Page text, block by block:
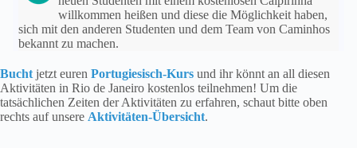
willkommen heißen und diese die Möglichkeit haben,
sich mit den anderen Studenten und dem Team von Caminhos
bekannt zu machen.
Bucht jetzt euren Portugiesisch-Kurs und ihr könnt an all diesen
Aktivitäten in Rio de Janeiro kostenlos teilnehmen! Um die
tatsächlichen Zeiten der Aktivitäten zu erfahren, schaut bitte oben
rechts auf unsere Aktivitäten-Übersicht.